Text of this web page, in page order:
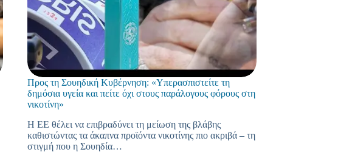
Προς τη Σουηδική Κυβέρνηση: «Υπερασπιστείτε τη
δημόσια υγεία και πείτε όχι στους παράλογους φόρους στη
νικοτίνη»
Η ΕΕ θέλει να επιβραδύνει τη μείωση της βλάβης
καθιστώντας τα άκαπνα προϊόντα νικοτίνης πιο ακριβά – τη
στιγμή που η Σουηδία…